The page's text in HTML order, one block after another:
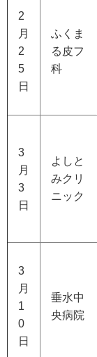
2
月
2
5
日
ふくま
る皮フ
科
3
月
3
日
よしと
みクリ
ニック
3
月
1
0
日
垂水中
央病院